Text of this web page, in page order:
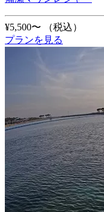
¥5,500〜
（税込）
プランを見る